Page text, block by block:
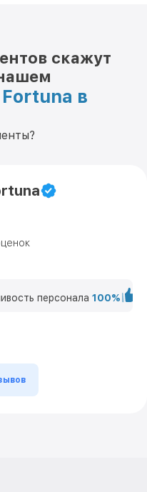
скажут
Fortuna в
персонала 100%